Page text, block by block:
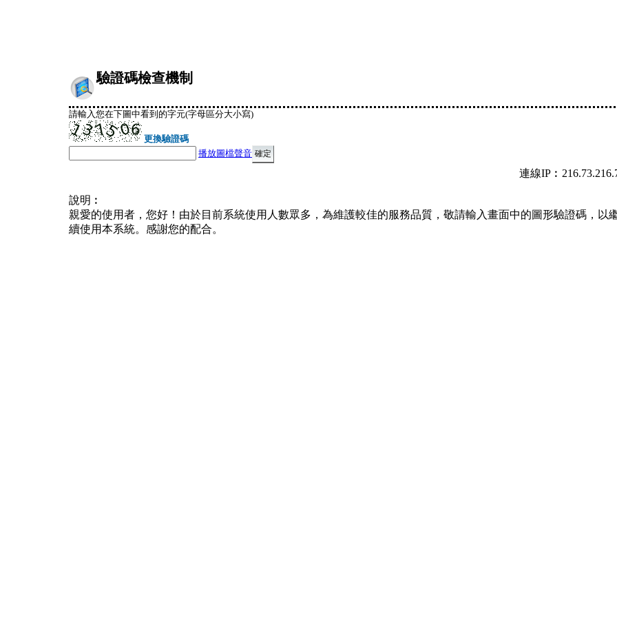
驗證碼檢查機制
請輸入您在下圖中看到的字元(字母區分大小寫)
更換驗證碼
播放圖檔聲音
連線
說明︰
親愛的使用者，您好！由於目前系統使用人數眾多，為維護較佳的服務品質，敬請輸入畫面中的圖形驗證碼，以
續使用本系統。感謝您的配合。